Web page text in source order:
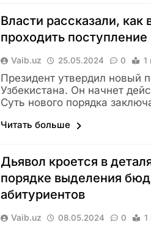
Власти рассказали, как
проходить поступление
Vaib.uz 25.05.2024 0 1
Президент утвердил новый
Узбекистана. Он начнет
Суть нового порядка
Читать больше
Дьявол кроется в
порядке выделения
абитуриентов
Vaib.uz 08.05.2024 0 1